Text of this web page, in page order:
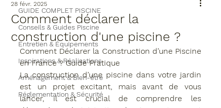
GUIDE COMPLET PISCINE
Conseils & Guides Piscine
Entretien & Équipements
Inspirations & Réalisations
Aménagement & Bien-être
Réglementation & Sécurité
Comment déclarer la
construction d'une piscine ?
28 févr. 2025
Comment Déclarer la Construction d’une Piscine
en France ? Guide Pratique
La construction d’une piscine dans votre jardin
est un projet excitant, mais avant de vous
lancer, il est crucial de comprendre les